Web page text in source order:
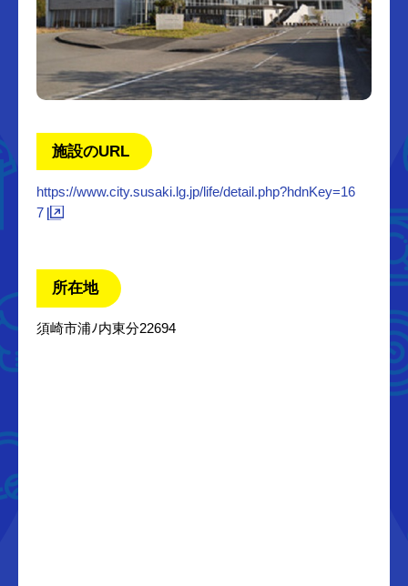
施設のURL
https://www.city.susaki.lg.jp/life/detail.php?hdnKey=16
7
所在地
須崎市浦ﾉ内東分22694